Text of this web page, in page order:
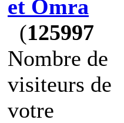
et Omra
(125997
Nombre de
visiteurs de
votre